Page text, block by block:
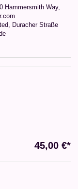
Hammersmith Way,
Duracher Straße
45,00 €*